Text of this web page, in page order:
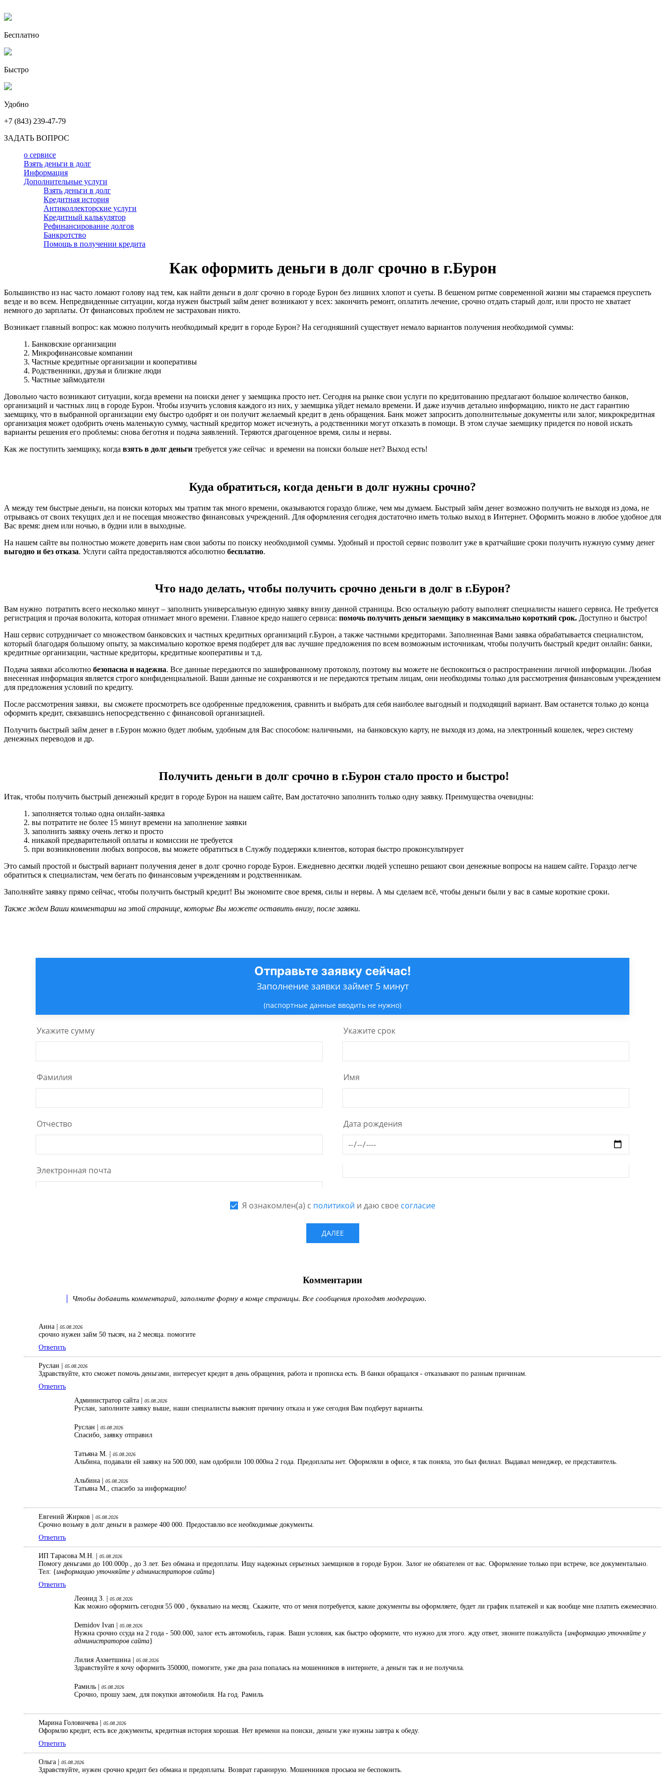
Бесплатно
Быстро
Удобно
+7 (843) 239-47-79
ЗАДАТЬ ВОПРОС
о сервисе
Взять деньги в долг
Информация
Дополнительные услуги
Взять деньги в долг
Кредитная история
Антиколлекторские услуги
Кредитный калькулятор
Рефинансирование долгов
Банкротство
Помощь в получении кредита
Как оформить деньги в долг срочно в г.Бурон
Большинство из нас часто ломают голову над тем, как найти деньги в долг срочно в городе Бурон без лишних хлопот и суеты. В бешеном ритме современной жизни мы стараемся преуспеть
везде и во всем. Непредвиденные ситуации, когда нужен быстрый займ денег возникают у всех: закончить ремонт, оплатить лечение, срочно отдать старый долг, или просто не хватает
немного до зарплаты. От финансовых проблем не застрахован никто.
Возникает главный вопрос: как можно получить необходимый кредит в городе Бурон? На сегодняшний существует немало вариантов получения необходимой суммы:
1. Банковские организации
2. Микрофинансовые компании
3. Частные кредитные организации и кооперативы
4. Родственники, друзья и близкие люди
5. Частные займодатели
Довольно часто возникают ситуации, когда времени на поиски денег у заемщика просто нет. Сегодня на рынке свои услуги по кредитованию предлагают большое количество банков,
организаций и частных лиц в городе Бурон. Чтобы изучить условия каждого из них, у заемщика уйдет немало времени. И даже изучив детально информацию, никто не даст гарантию
заемщику, что в выбранной организации ему быстро одобрят и он получит желаемый кредит в день обращения. Банк может запросить дополнительные документы или залог, микрокредитная
организация может одобрить очень маленькую сумму, частный кредитор может исчезнуть, а родственники могут отказать в помощи. В этом случае заемщику придется по новой искать
варианты решения его проблемы: снова беготня и подача заявлений. Теряются драгоценное время, силы и нервы.
Как же поступить заемщику, когда взять в долг деньги требуется уже сейчас и времени на поиски больше нет? Выход есть!
Куда обратиться, когда деньги в долг нужны срочно?
А между тем быстрые деньги, на поиски которых мы тратим так много времени, оказываются гораздо ближе, чем мы думаем. Быстрый займ денег возможно получить не выходя из дома, не
отрываясь от своих текущих дел и не посещая множество финансовых учреждений. Для оформления сегодня достаточно иметь только выход в Интернет. Оформить можно в любое удобное для
Вас время: днем или ночью, в будни или в выходные.
На нашем сайте вы полностью можете доверить нам свои заботы по поиску необходимой суммы. Удобный и простой сервис позволит уже в кратчайшие сроки получить нужную сумму денег
выгодно и без отказа. Услуги сайта предоставляются абсолютно бесплатно.
Что надо делать, чтобы получить срочно деньги в долг в г.Бурон?
Вам нужно потратить всего несколько минут – заполнить универсальную единую заявку внизу данной страницы. Всю остальную работу выполнят специалисты нашего сервиса. Не требуется
регистрация и прочая волокита, которая отнимает много времени. Главное кредо нашего сервиса: помочь получить деньги заемщику в максимально короткий срок. Доступно и быстро!
Наш сервис сотрудничает со множеством банковских и частных кредитных организаций г.Бурон, а также частными кредиторами. Заполненная Вами заявка обрабатывается специалистом,
который благодаря большому опыту, за максимально короткое время подберет для вас лучшие предложения по всем возможным источникам, чтобы получить быстрый кредит онлайн: банки,
кредитные организации, частные кредиторы, кредитные кооперативы и т.д.
Подача заявки абсолютно безопасна и надежна. Все данные передаются по зашифрованному протоколу, поэтому вы можете не беспокоиться о распространении личной информации. Любая
внесенная информация является строго конфиденциальной. Ваши данные не сохраняются и не передаются третьим лицам, они необходимы только для рассмотрения финансовым учреждением
для предложения условий по кредиту.
После рассмотрения заявки, вы сможете просмотреть все одобренные предложения, сравнить и выбрать для себя наиболее выгодный и подходящий вариант. Вам останется только до конца
оформить кредит, связавшись непосредственно с финансовой организацией.
Получить быстрый займ денег в г.Бурон можно будет любым, удобным для Вас способом: наличными, на банковскую карту, не выходя из дома, на электронный кошелек, через систему
денежных переводов и др.
Получить деньги в долг срочно в г.Бурон стало просто и быстро!
Итак, чтобы получить быстрый денежный кредит в городе Бурон на нашем сайте, Вам достаточно заполнить только одну заявку. Преимущества очевидны:
1. заполняется только одна онлайн-заявка
2. вы потратите не более 15 минут времени на заполнение заявки
3. заполнить заявку очень легко и просто
4. никакой предварительной оплаты и комиссии не требуется
5. при возникновении любых вопросов, вы можете обратиться в Службу поддержки клиентов, которая быстро проконсультирует
Это самый простой и быстрый вариант получения денег в долг срочно городе Бурон. Ежедневно десятки людей успешно решают свои денежные вопросы на нашем сайте. Гораздо легче
обратиться к специалистам, чем бегать по финансовым учреждениям и родственникам.
Заполняйте заявку прямо сейчас, чтобы получить быстрый кредит! Вы экономите свое время, силы и нервы. А мы сделаем всё, чтобы деньги были у вас в самые короткие сроки.
Также ждем Ваши комментарии на этой странице, которые Вы можете оставить внизу, после заявки.
Комментарии
Чтобы добавить комментарий, заполните форму в конце страницы. Все сообщения проходят модерацию.
Анна | 05.08.2026
срочно нужен займ 50 тысяч, на 2 месяца. помогите
Ответить
Руслан | 05.08.2026
Здравствуйте, кто сможет помочь деньгами, интересует кредит в день обращения, работа и прописка есть. В банки обращался - отказывают по разным причинам.
Ответить
Администратор сайта |
05.08.2026
Руслан, заполните заявку выше, наши специалисты выяснят причину отказа и уже сегодня Вам подберут варианты.
Руслан | 05.08.2026
Спасибо, заявку отправил
Татьяна М. | 05.08.2026
Альбина, подавали ей заявку на 500.000, нам одобрили 100.000на 2 года. Предоплаты нет. Оформляли в офисе, я так поняла, это был филиал. Выдавал менеджер, ее представитель.
Альбина | 05.08.2026
Татьяна М., спасибо за информацию!
Евгений Жирков | 05.08.2026
Срочно возьму в долг деньги в размере 400 000. Предоставлю все необходимые документы.
Ответить
ИП Тарасова М.Н. | 05.08.2026
Помогу деньгами до 100.000р., до 3 лет. Без обмана и предоплаты. Ищу надежных серьезных заемщиков в городе Бурон. Залог не обязателен от вас. Оформление только при встрече, все документально.
Тел: {информацию уточняйте у администраторов сайта}
Ответить
Леонид З. |
05.08.2026
Как можно оформить сегодня 55 000 , буквально на месяц. Скажите, что от меня потребуется, какие документы вы оформляете, будет ли график платежей и как вообще мне платить ежемесячно.
Demidov Ivan | 05.08.2026
Нужна срочно ссуда на 2 года - 500.000, залог есть автомобиль, гараж. Ваши условия, как быстро оформите, что нужно для этого. жду ответ, звоните пожалуйста {информацию уточняйте у
администраторов сайта}
Лилия Ахметшина | 05.08.2026
Здравствуйте я хочу оформить 350000, помогите, уже два раза попалась на мошенников в интернете, а деньги так и не получила.
Рамиль | 05.08.2026
Срочно, прошу заем, для покупки автомобиля. На год. Рамиль
Марина Головичева | 05.08.2026
Оформлю кредит, есть все документы, кредитная история хорошая. Нет времени на поиски, деньги уже нужны завтра к обеду.
Ответить
Ольга | 05.08.2026
Здравствуйте, нужен срочно кредит без обмана и предоплаты. Возврат гаранирую. Мошенников просьюа не беспокоить.